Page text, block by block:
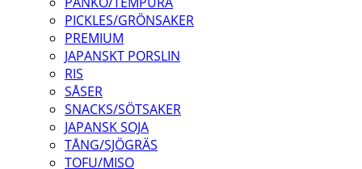
PICKLES/GRÖNSAKER
PREMIUM
JAPANSKT PORSLIN
RIS
SÅSER
SNACKS/SÖTSAKER
JAPANSK SOJA
TÅNG/SJÖGRÄS
TOFU/MISO